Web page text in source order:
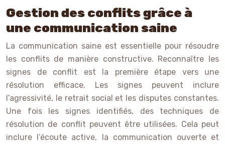
Gestion des conflits grâce à
une communication saine
La communication saine est essentielle pour résoudre
les conflits de manière constructive. Reconnaître les
signes de conflit est la première étape vers une
résolution efficace. Les signes peuvent inclure
l’agressivité, le retrait social et les disputes constantes.
Une fois les signes identifiés, des techniques de
résolution de conflit peuvent être utilisées. Cela peut
inclure l’écoute active, la communication ouverte et